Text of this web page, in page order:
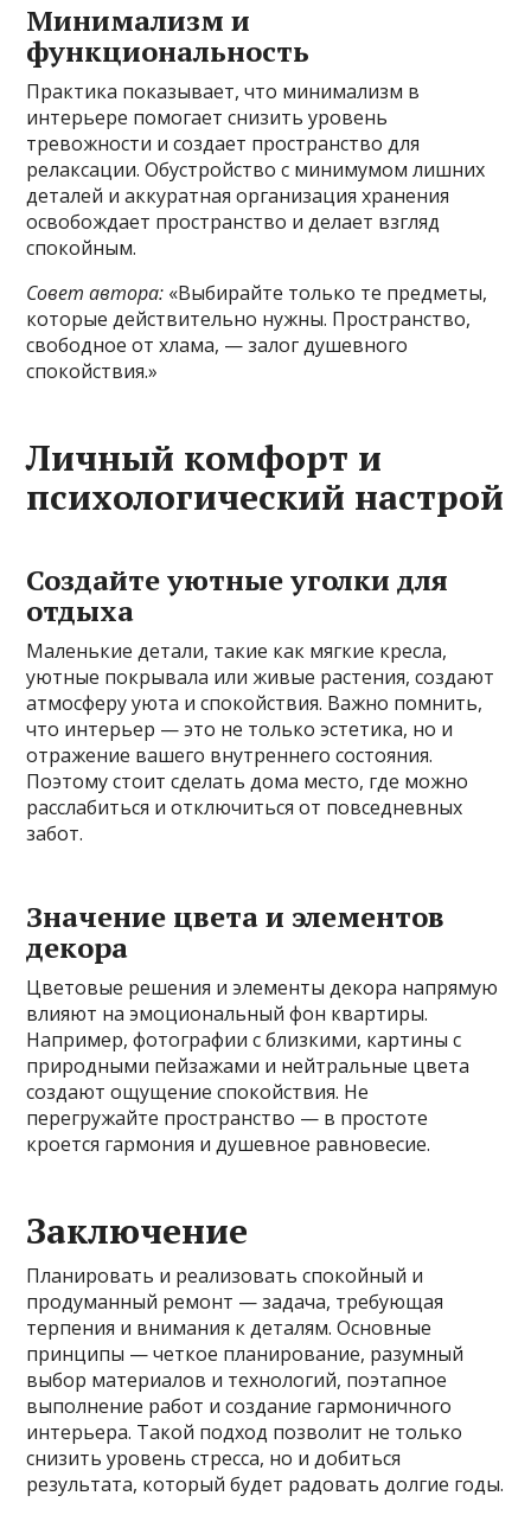
Минимализм и
функциональность
Практика показывает, что минимализм в
интерьере помогает снизить уровень
тревожности и создает пространство для
релаксации. Обустройство с минимумом лишних
деталей и аккуратная организация хранения
освобождает пространство и делает взгляд
спокойным.
Совет автора: «Выбирайте только те предметы,
которые действительно нужны. Пространство,
свободное от хлама, — залог душевного
спокойствия.»
Личный комфорт и
психологический настрой
Создайте уютные уголки для
отдыха
Маленькие детали, такие как мягкие кресла,
уютные покрывала или живые растения, создают
атмосферу уюта и спокойствия. Важно помнить,
что интерьер — это не только эстетика, но и
отражение вашего внутреннего состояния.
Поэтому стоит сделать дома место, где можно
расслабиться и отключиться от повседневных
забот.
Значение цвета и элементов
декора
Цветовые решения и элементы декора напрямую
влияют на эмоциональный фон квартиры.
Например, фотографии с близкими, картины с
природными пейзажами и нейтральные цвета
создают ощущение спокойствия. Не
перегружайте пространство — в простоте
кроется гармония и душевное равновесие.
Заключение
Планировать и реализовать спокойный и
продуманный ремонт — задача, требующая
терпения и внимания к деталям. Основные
принципы — четкое планирование, разумный
выбор материалов и технологий, поэтапное
выполнение работ и создание гармоничного
интерьера. Такой подход позволит не только
снизить уровень стресса, но и добиться
результата, который будет радовать долгие годы.